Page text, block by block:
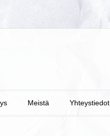
Meistä Yhteystiedot